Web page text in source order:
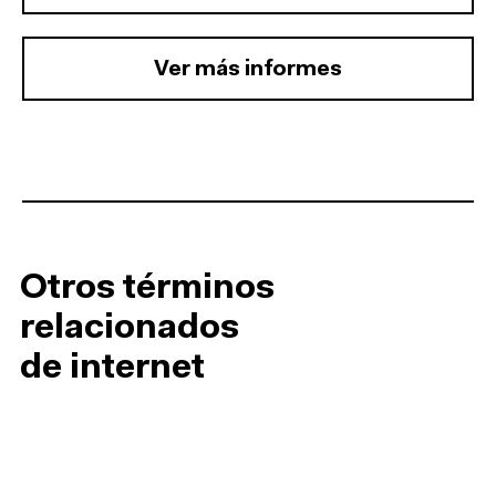
Ver más informes
Otros términos
relacionados
de internet